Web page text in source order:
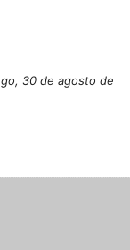
30 de agosto de